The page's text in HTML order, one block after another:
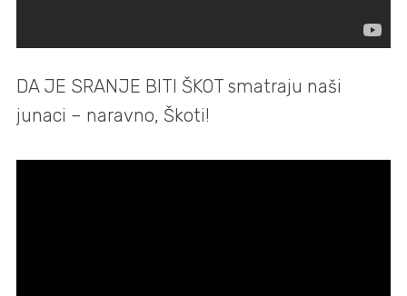
DA JE SRANJE BITI ŠKOT smatraju naši
junaci – naravno, Škoti!